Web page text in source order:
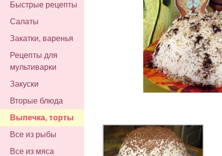
Быстрые рецепты
Салаты
Закатки, варенья
Рецепты для
мультиварки
Закуски
Вторые блюда
Выпечка, торты
Все из рыбы
Все из мяса